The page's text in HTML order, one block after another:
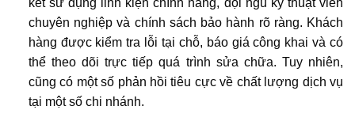
kết sử dụng linh kiện chính hãng, đội ngũ kỹ thuật viên
chuyên nghiệp và chính sách bảo hành rõ ràng. Khách
hàng được kiểm tra lỗi tại chỗ, báo giá công khai và có
thể theo dõi trực tiếp quá trình sửa chữa. Tuy nhiên,
cũng có một số phản hồi tiêu cực về chất lượng dịch vụ
tại một số chi nhánh.